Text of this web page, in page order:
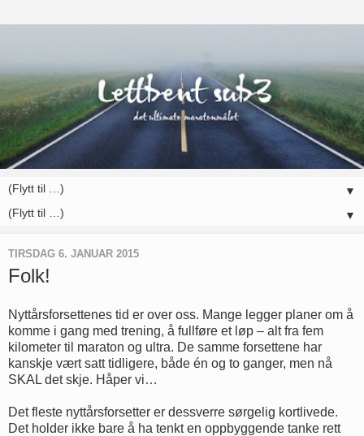
▼
▼
TIRSDAG 6. JANUAR 2015
Folk!
Nyttårsforsettenes tid er over oss. Mange legger planer om å
komme i gang med trening, å fullføre et løp – alt fra fem
kilometer til maraton og ultra. De samme forsettene har
kanskje vært satt tidligere, både én og to ganger, men nå
SKAL det skje. Håper vi…
Det fleste nyttårsforsetter er dessverre sørgelig kortlivede.
Det holder ikke bare å ha tenkt en oppbyggende tanke rett